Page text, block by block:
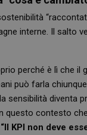
interne. Il salto
perché è lì che il
può farla
sensibilità diventa
contesto
“Il KPI non deve